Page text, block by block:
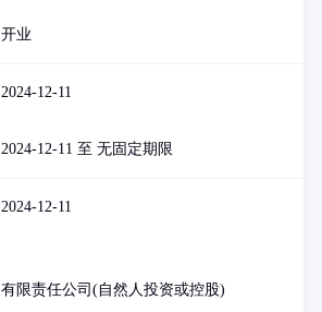
开业
2024-12-11
2024-12-11 至 无固定期限
2024-12-11
有限责任公司(自然人投资或控股)